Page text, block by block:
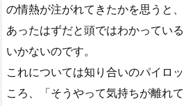
の情熱が注がれてきたかを思うと
あったはずだと頭ではわかってい
いかないのです。
これについては知り合いのパイロ
ころ、「そうやって気持ちが離れ